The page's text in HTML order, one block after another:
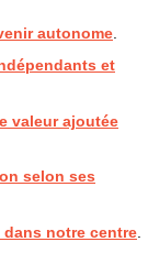
autonome.
et
valeur ajoutée
selon ses
notre centre